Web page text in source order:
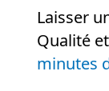
Laisser
Qualité
minutes